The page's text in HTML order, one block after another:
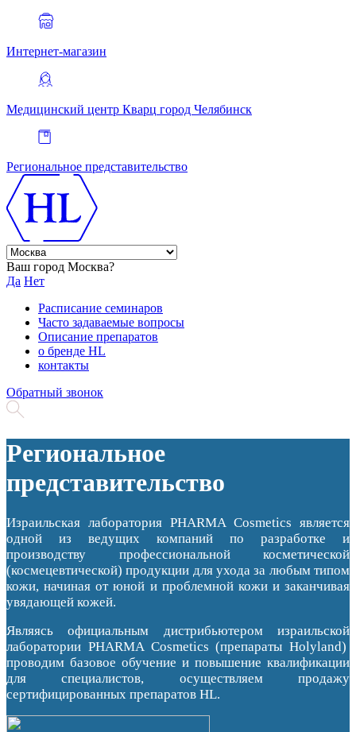
Интернет-магазин
Медицинский центр Кварц город Челябинск
Региональное представительство
Ваш город Москва?
Да Нет
Расписание семинаров
Часто задаваемые вопросы
Описание препаратов
о бренде HL
контакты
Обратный звонок
Региональное
представительство
Израильская лаборатория PHARMA Cosmetics является
одной из ведущих компаний по разработке и
производству профессиональной косметической
(космецевтической) продукции для ухода за любым типом
кожи, начиная от юной и проблемной кожи и заканчивая
увядающей кожей.
Являясь официальным дистрибьютером израильской
лаборатории PHARMA Cosmetics (препараты Holyland)
проводим базовое обучение и повышение квалификации
для специалистов, осуществляем продажу
сертифицированных препаратов HL.